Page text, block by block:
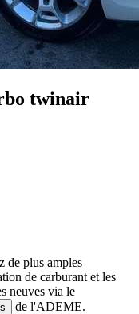
twinair
de plus amples
de carburant et les
neuves via le
de l'ADEME.